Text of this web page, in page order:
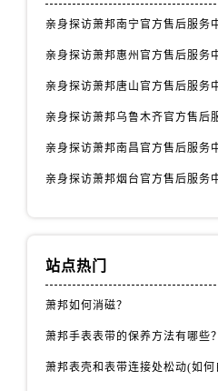
站点热门
萧邦如何消磁？
萧邦手表表带的保养方法有哪些？